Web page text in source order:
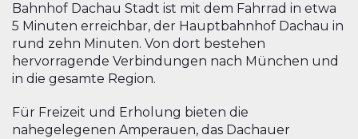
Bahnhof Dachau Stadt ist mit dem Fahrrad in etwa
5 Minuten erreichbar, der Hauptbahnhof Dachau in
rund zehn Minuten. Von dort bestehen
hervorragende Verbindungen nach München und
in die gesamte Region.
Für Freizeit und Erholung bieten die
nahegelegenen Amperauen, das Dachauer